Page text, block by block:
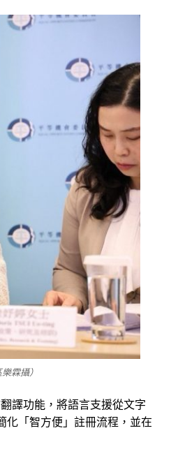
霖攝）
翻譯功能 ， 將語言支援從文字
化「智方便」 註冊流程 ， 並在